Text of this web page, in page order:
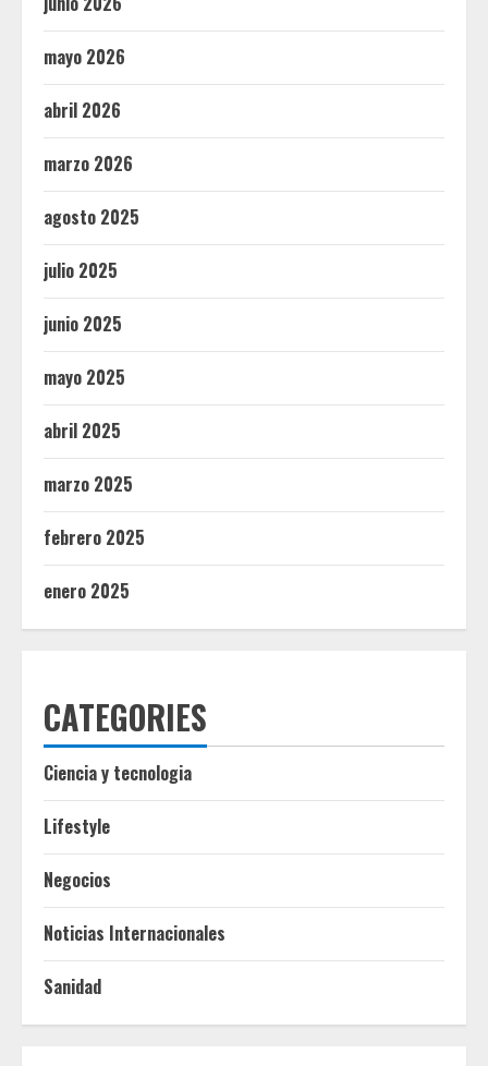
mayo 2026
abril 2026
marzo 2026
agosto 2025
julio 2025
junio 2025
mayo 2025
abril 2025
marzo 2025
febrero 2025
enero 2025
CATEGORIES
Ciencia y tecnologia
Lifestyle
Negocios
Noticias Internacionales
Sanidad